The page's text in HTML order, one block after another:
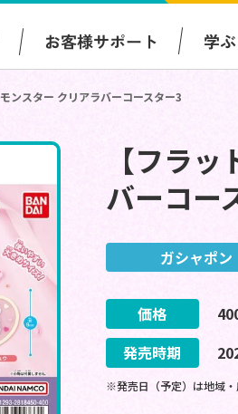
お客様サポート 学ぶ
ンスター クリアラバーコースター3
【フラ
バーコー
ガシャポン
価格
発売時期
※発売日（予定）は地域